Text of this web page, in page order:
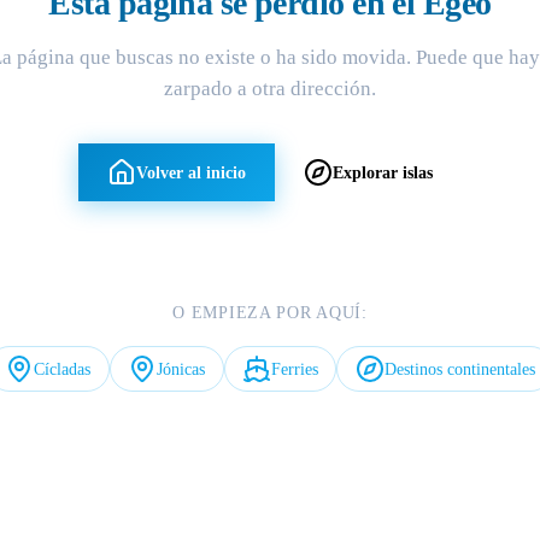
página que buscas no existe o ha sido movida. Puede que
zarpado a otra dirección.
Volver al inicio Explorar islas
O EMPIEZA POR AQUÍ:
Cícladas Jónicas Ferries Destinos continentales